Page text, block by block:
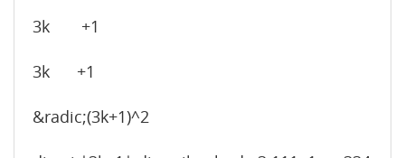
3k +1
3k +1
&radic;(3k+1)^2